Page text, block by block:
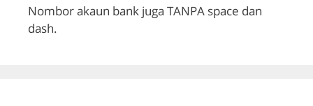
Nombor akaun bank juga TANPA space dan
dash.